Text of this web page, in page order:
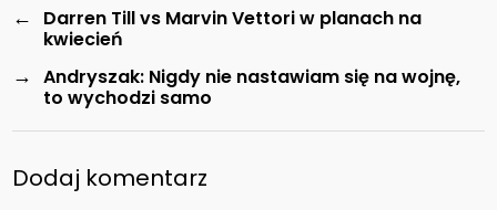
←
Darren Till vs Marvin Vettori w planach na
kwiecień
→ Andryszak: Nigdy nie nastawiam się na wojnę,
to wychodzi samo
Dodaj komentarz